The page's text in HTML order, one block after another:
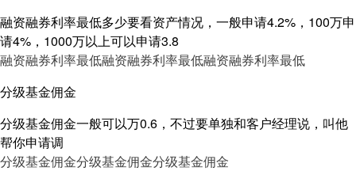
融资融券利率最低多少要看资产情况，一般申请4.2%，100万申
请4%，1000万以上可以申请3.8
融资融券利率最低融资融券利率最低融资融券利率最低
分级基金佣金
分级基金佣金一般可以万0.6，不过要单独和客户经理说，叫他
帮你申请调
分级基金佣金分级基金佣金分级基金佣金